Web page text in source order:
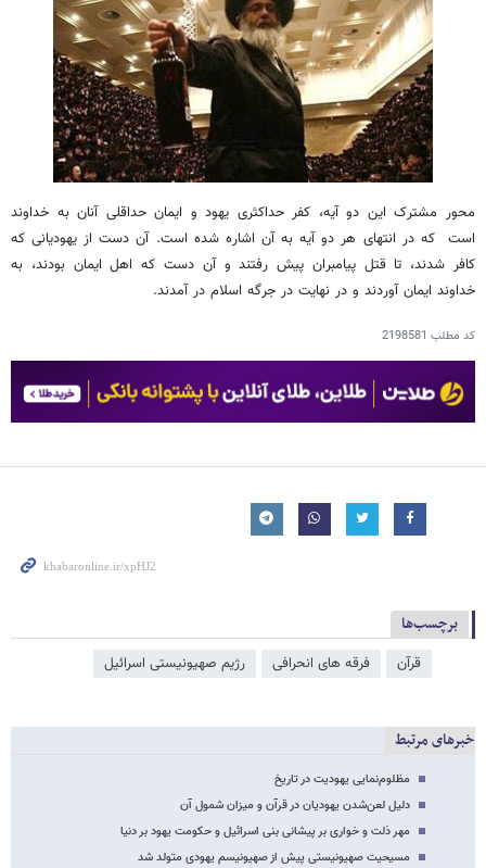
محور مشترک این دو آیه، کفر حداکثری یهود و ایمان حداقلی آنان به خداوند
است که در انتهای هر دو آیه به آن اشاره شده است. آن دست از یهودیانی که
کافر شدند، تا قتل پیامبران پیش رفتند و آن دست که اهل ایمان بودند،‌ به
خداوند ایمان آوردند و در نهایت در جرگه اسلام در آمدند.
کد مطلب 2198581
برچسب‌ها
قرآن فرقه های انحرافی رژیم صهیونیستی اسرائیل
خبرهای مرتبط
مظلوم‌نمایی یهودیت در تاریخ
دلیل لعن‌شدن یهودیان در قرآن و میزان شمول آن
مهر ذلت و خواری بر پیشانی بنی اسرائیل و حکومت یهود بر دنیا
مسیحیت صهیونیستی پیش از صهیونیسم یهودی متولد شد